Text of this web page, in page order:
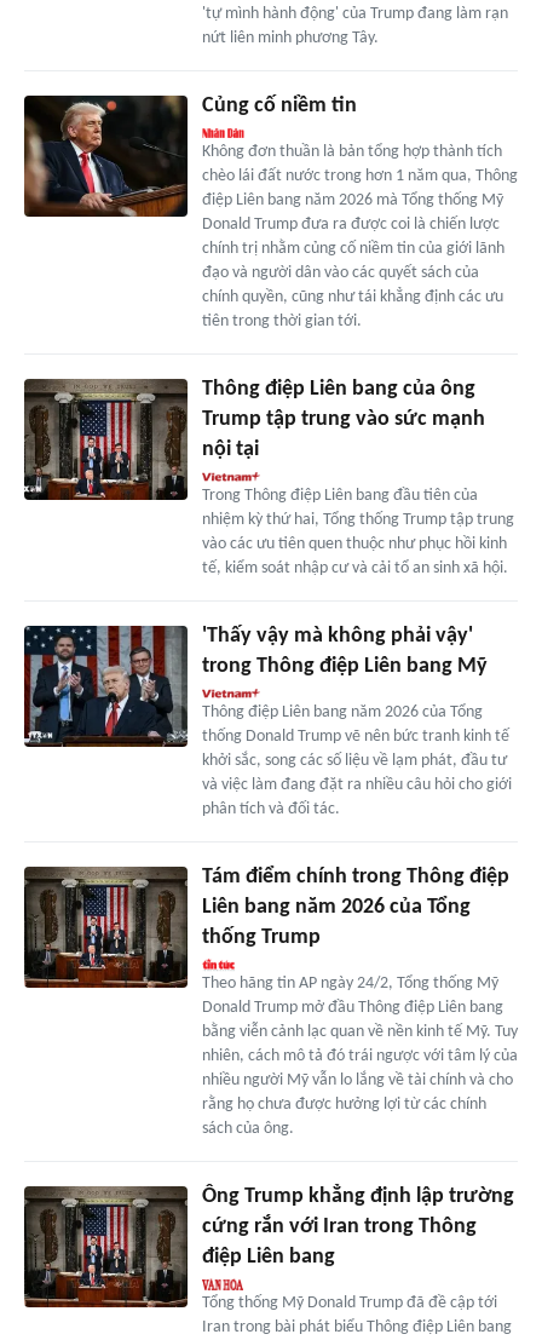
'tự mình hành động' của Trump đang làm rạn
nứt liên minh phương Tây.
Củng cố niềm tin
Không đơn thuần là bản tổng hợp thành tích
chèo lái đất nước trong hơn 1 năm qua, Thông
điệp Liên bang năm 2026 mà Tổng thống Mỹ
Donald Trump đưa ra được coi là chiến lược
chính trị nhằm củng cố niềm tin của giới lãnh
đạo và người dân vào các quyết sách của
chính quyền, cũng như tái khẳng định các ưu
tiên trong thời gian tới.
Thông điệp Liên bang của ông
Trump tập trung vào sức mạnh
nội tại
Trong Thông điệp Liên bang đầu tiên của
nhiệm kỳ thứ hai, Tổng thống Trump tập trung
vào các ưu tiên quen thuộc như phục hồi kinh
tế, kiểm soát nhập cư và cải tổ an sinh xã hội.
'Thấy vậy mà không phải vậy'
trong Thông điệp Liên bang Mỹ
Thông điệp Liên bang năm 2026 của Tổng
thống Donald Trump vẽ nên bức tranh kinh tế
khởi sắc, song các số liệu về lạm phát, đầu tư
và việc làm đang đặt ra nhiều câu hỏi cho giới
phân tích và đối tác.
Tám điểm chính trong Thông điệp
Liên bang năm 2026 của Tổng
thống Trump
Theo hãng tin AP ngày 24/2, Tổng thống Mỹ
Donald Trump mở đầu Thông điệp Liên bang
bằng viễn cảnh lạc quan về nền kinh tế Mỹ. Tuy
nhiên, cách mô tả đó trái ngược với tâm lý của
nhiều người Mỹ vẫn lo lắng về tài chính và cho
rằng họ chưa được hưởng lợi từ các chính
sách của ông.
Ông Trump khẳng định lập trường
cứng rắn với Iran trong Thông
điệp Liên bang
Tổng thống Mỹ Donald Trump đã đề cập tới
Iran trong bài phát biểu Thông điệp Liên bang